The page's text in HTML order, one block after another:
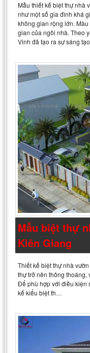
Mẫu thiết kế biệt thự nhà
như một số gia đình khá
không gian rộng lớn.
gian của ngôi nhà. Theo
Vinh đã tạo ra sự sáng
Mẫu biệt thự
Kiên Giang
Thiết kế biệt thự nhà
thự trở nên thông thoáng,
Để phù hợp với điều kiện
kế kiểu biệt th…